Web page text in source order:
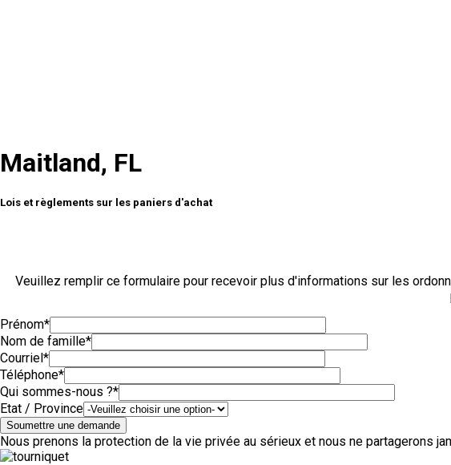
Maitland, FL
Lois et règlements sur les paniers d'achat
Veuillez remplir ce formulaire pour recevoir plus d'informations sur les
Prénom*
Nom de famille*
Courriel *
Téléphone*
Qui sommes-nous ?*
Etat / Province
Soumettre une demande
Nous prenons la protection de la vie privée au sérieux et nous ne partagerons